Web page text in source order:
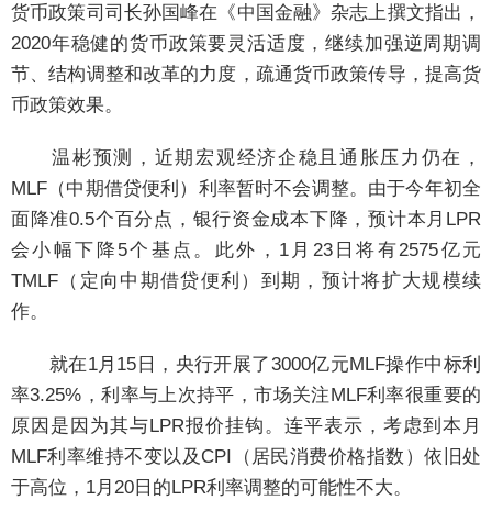
货币政策司司长孙国峰在《中国金融》杂志上撰文指出，
2020年稳健的货币政策要灵活适度，继续加强逆周期调
节、结构调整和改革的力度，疏通货币政策传导，提高货
币政策效果。
温彬预测，近期宏观经济企稳且通胀压力仍在，
MLF（中期借贷便利）利率暂时不会调整。由于今年初全
面降准0.5个百分点，银行资金成本下降，预计本月LPR
会小幅下降5个基点。此外，1月23日将有2575亿元
TMLF（定向中期借贷便利）到期，预计将扩大规模续
作。
就在1月15日，央行开展了3000亿元MLF操作中标利
率3.25%，利率与上次持平，市场关注MLF利率很重要的
原因是因为其与LPR报价挂钩。连平表示，考虑到本月
MLF利率维持不变以及CPI（居民消费价格指数）依旧处
于高位，1月20日的LPR利率调整的可能性不大。